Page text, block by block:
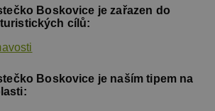
Boskovice je zařazen do
cílů:
Boskovice je naším tipem na